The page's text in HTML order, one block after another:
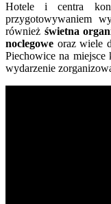
Hotele i centra
przygotowywaniem
również świetna
noclegowe oraz wiele
Piechowice na miejsce
wydarzenie